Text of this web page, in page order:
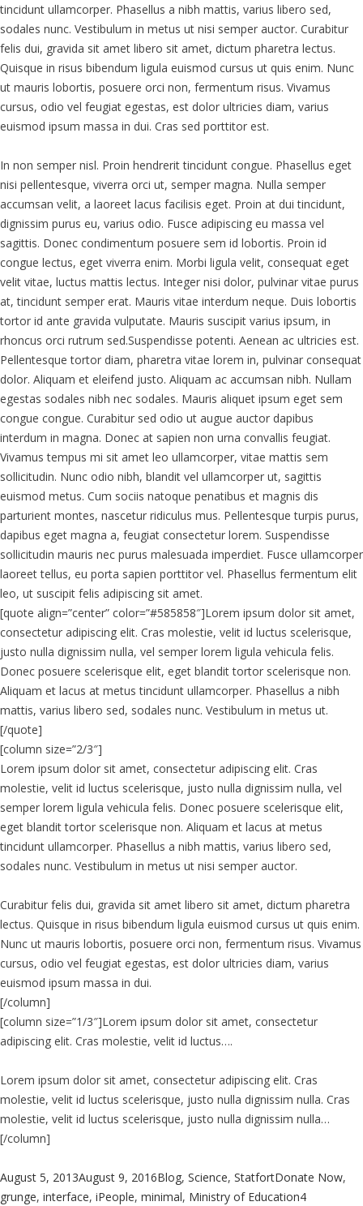
tincidunt ullamcorper. Phasellus a nibh mattis, varius libero sed,
sodales nunc. Vestibulum in metus ut nisi semper auctor. Curabitur
felis dui, gravida sit amet libero sit amet, dictum pharetra lectus.
Quisque in risus bibendum ligula euismod cursus ut quis enim. Nunc
ut mauris lobortis, posuere orci non, fermentum risus. Vivamus
cursus, odio vel feugiat egestas, est dolor ultricies diam, varius
euismod ipsum massa in dui. Cras sed porttitor est.
In non semper nisl. Proin hendrerit tincidunt congue. Phasellus eget
nisi pellentesque, viverra orci ut, semper magna. Nulla semper
accumsan velit, a laoreet lacus facilisis eget. Proin at dui tincidunt,
dignissim purus eu, varius odio. Fusce adipiscing eu massa vel
sagittis. Donec condimentum posuere sem id lobortis. Proin id
congue lectus, eget viverra enim. Morbi ligula velit, consequat eget
velit vitae, luctus mattis lectus. Integer nisi dolor, pulvinar vitae purus
at, tincidunt semper erat. Mauris vitae interdum neque. Duis lobortis
tortor id ante gravida vulputate. Mauris suscipit varius ipsum, in
rhoncus orci rutrum sed.Suspendisse potenti. Aenean ac ultricies est.
Pellentesque tortor diam, pharetra vitae lorem in, pulvinar consequat
dolor. Aliquam et eleifend justo. Aliquam ac accumsan nibh. Nullam
egestas sodales nibh nec sodales. Mauris aliquet ipsum eget sem
congue congue. Curabitur sed odio ut augue auctor dapibus
interdum in magna. Donec at sapien non urna convallis feugiat.
Vivamus tempus mi sit amet leo ullamcorper, vitae mattis sem
sollicitudin. Nunc odio nibh, blandit vel ullamcorper ut, sagittis
euismod metus. Cum sociis natoque penatibus et magnis dis
parturient montes, nascetur ridiculus mus. Pellentesque turpis purus,
dapibus eget magna a, feugiat consectetur lorem. Suspendisse
sollicitudin mauris nec purus malesuada imperdiet. Fusce ullamcorper
laoreet tellus, eu porta sapien porttitor vel. Phasellus fermentum elit
leo, ut suscipit felis adipiscing sit amet.
[quote align=”center” color=”#585858″]Lorem ipsum dolor sit amet,
consectetur adipiscing elit. Cras molestie, velit id luctus scelerisque,
justo nulla dignissim nulla, vel semper lorem ligula vehicula felis.
Donec posuere scelerisque elit, eget blandit tortor scelerisque non.
Aliquam et lacus at metus tincidunt ullamcorper. Phasellus a nibh
mattis, varius libero sed, sodales nunc. Vestibulum in metus ut.
[/quote]
[column size=”2/3″]
Lorem ipsum dolor sit amet, consectetur adipiscing elit. Cras
molestie, velit id luctus scelerisque, justo nulla dignissim nulla, vel
semper lorem ligula vehicula felis. Donec posuere scelerisque elit,
eget blandit tortor scelerisque non. Aliquam et lacus at metus
tincidunt ullamcorper. Phasellus a nibh mattis, varius libero sed,
sodales nunc. Vestibulum in metus ut nisi semper auctor.
Curabitur felis dui, gravida sit amet libero sit amet, dictum pharetra
lectus. Quisque in risus bibendum ligula euismod cursus ut quis enim.
Nunc ut mauris lobortis, posuere orci non, fermentum risus. Vivamus
cursus, odio vel feugiat egestas, est dolor ultricies diam, varius
euismod ipsum massa in dui.
[/column]
[column size=”1/3″]Lorem ipsum dolor sit amet, consectetur
adipiscing elit. Cras molestie, velit id luctus….
Lorem ipsum dolor sit amet, consectetur adipiscing elit. Cras
molestie, velit id luctus scelerisque, justo nulla dignissim nulla. Cras
molestie, velit id luctus scelerisque, justo nulla dignissim nulla…
[/column]
Posted
on
August 5, 2013August 9, 2016Categories
Blog, Science, StatfortTags
Donate Now,
grunge, interface, iPeople, minimal, Ministry of Education4